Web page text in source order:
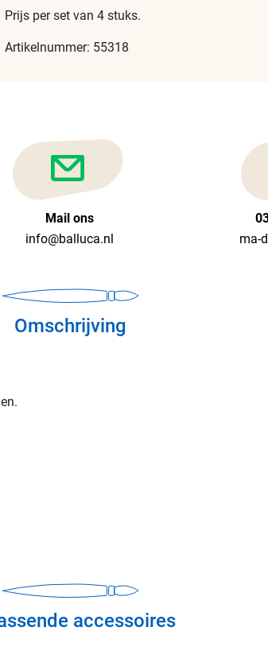
Prijs per set van 4 stuks.
Artikelnummer: 55318
Mail ons
info@balluca.nl
ma-
Omschrijving
accessoires